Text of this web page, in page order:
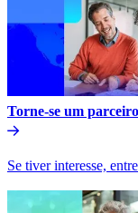
Torne-se um parceiro​​
Se tiver interesse,